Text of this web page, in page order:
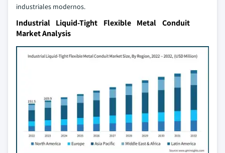
industriales modernos.
Industrial Liquid-Tight Flexible Metal Conduit
Market Analysis